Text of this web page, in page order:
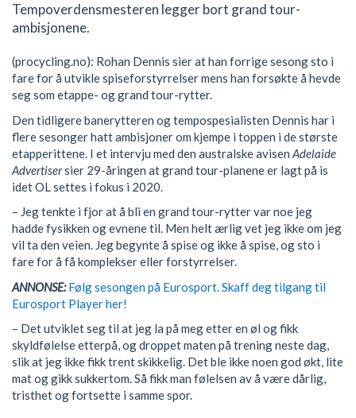
Tempoverdensmesteren legger bort grand tour-
ambisjonene.
(procycling.no): Rohan Dennis sier at han forrige sesong sto i
fare for å utvikle spiseforstyrrelser mens han forsøkte å hevde
seg som etappe- og grand tour-rytter.
Den tidligere banerytteren og tempospesialisten Dennis har i
flere sesonger hatt ambisjoner om kjempe i toppen i de største
etapperittene. I et intervju med den australske avisen Adelaide
Advertisersier 29-åringen at grand tour-planene er lagt på is
idet OL settes i fokus i 2020.
– Jeg tenkte i fjor at å bli en grand tour-rytter var noe jeg
hadde fysikken og evnene til. Men helt ærlig vet jeg ikke om jeg
vil ta den veien. Jeg begynte å spise og ikke å spise, og sto i
fare for å få komplekser eller forstyrrelser.
ANNONSE: Følg sesongen på Eurosport. Skaff deg tilgang til
Eurosport Player her!
– Det utviklet seg til at jeg la på meg etter en øl og fikk
skyldfølelse etterpå, og droppet maten på trening neste dag,
slik at jeg ikke fikk trent skikkelig. Det ble ikke noen god økt, lite
mat og gikk sukkertom. Så fikk man følelsen av å være dårlig,
tristhet og fortsette i samme spor.